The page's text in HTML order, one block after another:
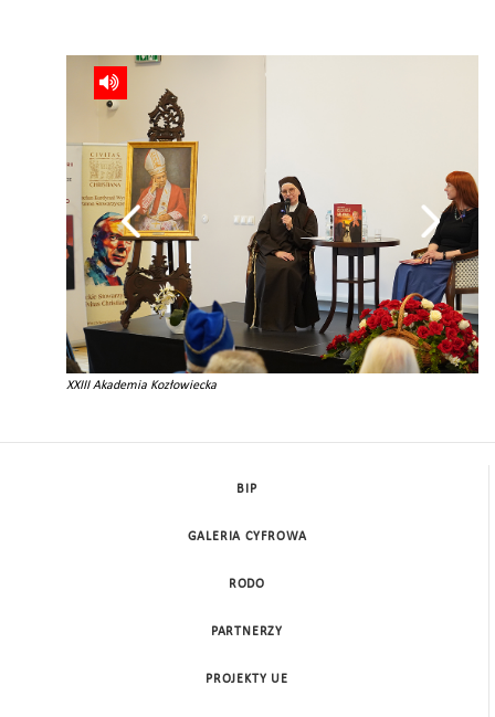
XXIII Akademia Kozłowiecka
BIP
GALERIA CYFROWA
RODO
PARTNERZY
PROJEKTY UE